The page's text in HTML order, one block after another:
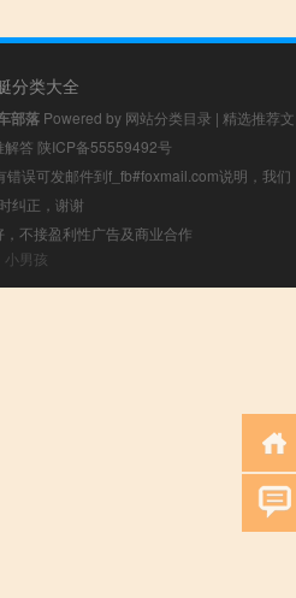
分类大全
部落Powered by 网站分类目录 | 精选推荐文
解答 陕ICP备55559492号
误可发邮件到f_fb#foxmail.com说明，我们
纠正，谢谢
不接盈利性广告及商业合作
小男孩